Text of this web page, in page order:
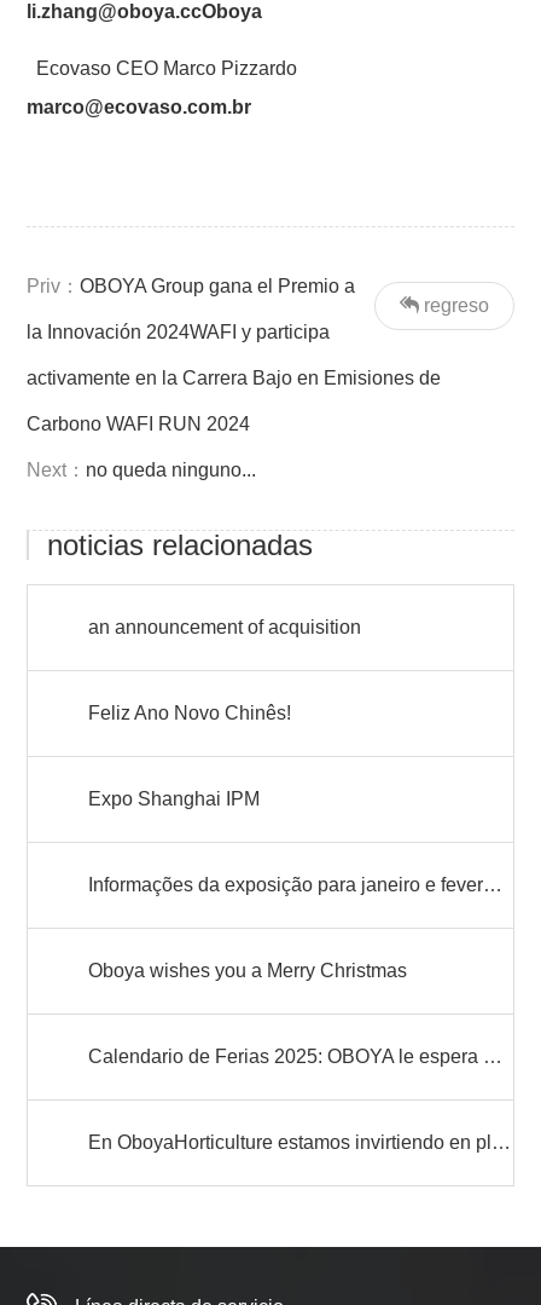
li.zhang@oboya.ccOboya
Ecovaso CEO Marco Pizzardo
marco@ecovaso.com.br
regreso
Priv：OBOYA Group gana el Premio a
la Innovación 2024WAFI y participa
activamente en la Carrera Bajo en Emisiones de
Carbono WAFI RUN 2024
Next： no queda ninguno...
noticias relacionadas
an announcement of acquisition
Feliz Ano Novo Chinês!
Expo Shanghai IPM
Informações da exposição para janeiro e fevereiro de 2025 na Alemanha
Oboya wishes you a Merry Christmas
Calendario de Ferias 2025: OBOYA le espera en los principales eventos del sector
En OboyaHorticulture estamos invirtiendo en plantas de energía solar!